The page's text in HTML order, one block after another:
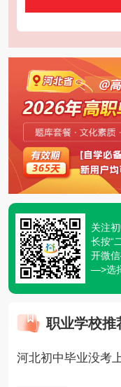
关注
长按“
开微
—>选
职业学校推
河北初中毕业没考